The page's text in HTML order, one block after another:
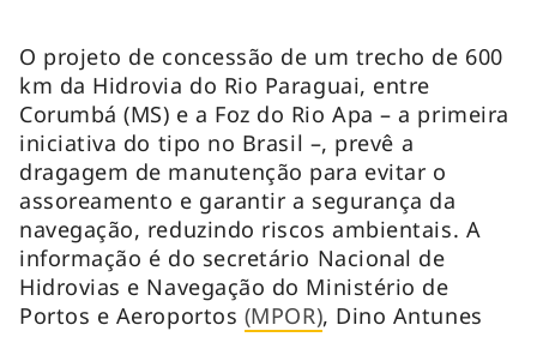
O projeto de concessão de um trecho de 600
km da Hidrovia do Rio Paraguai, entre
Corumbá (MS) e a Foz do Rio Apa – a primeira
iniciativa do tipo no Brasil –, prevê a
dragagem de manutenção para evitar o
assoreamento e garantir a segurança da
navegação, reduzindo riscos ambientais. A
informação é do secretário Nacional de
Hidrovias e Navegação do Ministério de
Portos e Aeroportos (MPOR), Dino Antunes